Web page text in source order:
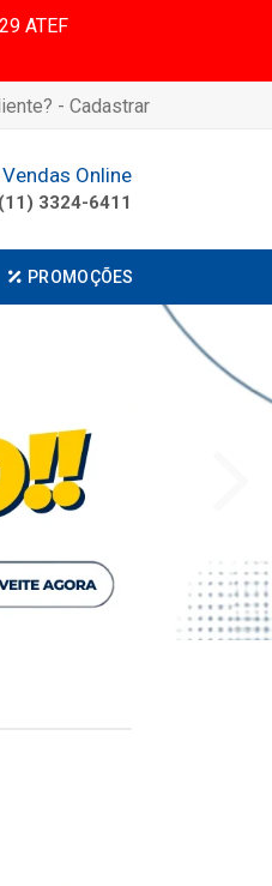
ATEF
- Cadastrar
Online
(11) 3324-6411
PROMOÇÕES